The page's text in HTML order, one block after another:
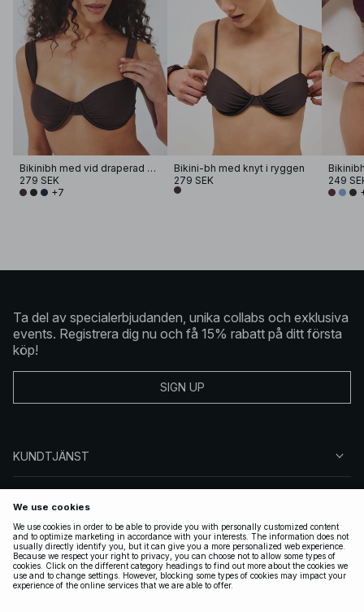
Bikinibh med vid draperad bygel
279 SEK
+7
Bikini-bh med knyt i ryggen
279 SEK
249
Ta del av specialerbjudanden, unika collabs och exklusiva
events. Registrera dig nu och få 15% rabatt på ditt första
köp!
SIGN UP
KUNDTJÄNST
FÖLJ OSS
JURIDISKT